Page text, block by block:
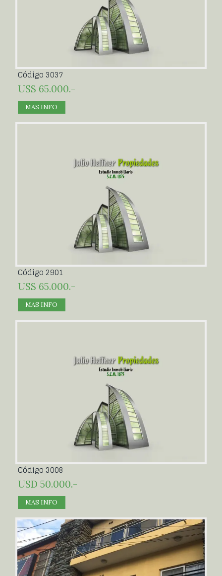
Código 3037
U$S 65.000.-
MAS INFO
Código 2901
U$S 65.000.-
MAS INFO
Código 3008
U$D 50.000.-
MAS INFO